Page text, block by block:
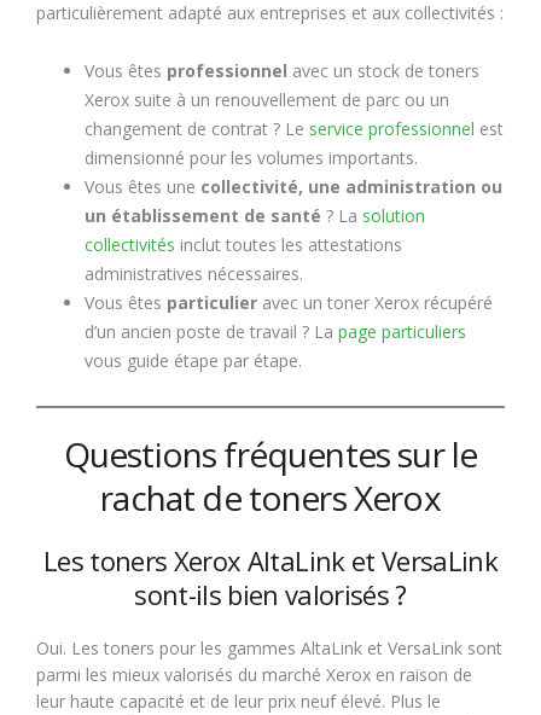
particulièrement adapté aux entreprises et aux collectivités :
Vous êtes professionnel avec un stock de toners
Xerox suite à un renouvellement de parc ou un
changement de contrat ? Le service professionnel est
dimensionné pour les volumes importants.
Vous êtes une collectivité, une administration ou
un établissement de santé ? La solution
collectivités inclut toutes les attestations
administratives nécessaires.
Vous êtes particulier avec un toner Xerox récupéré
d’un ancien poste de travail ? La page particuliers
vous guide étape par étape.
Questions fréquentes sur le
rachat de toners Xerox
Les toners Xerox AltaLink et VersaLink
sont-ils bien valorisés ?
Oui. Les toners pour les gammes AltaLink et VersaLink sont
parmi les mieux valorisés du marché Xerox en raison de
leur haute capacité et de leur prix neuf élevé. Plus le